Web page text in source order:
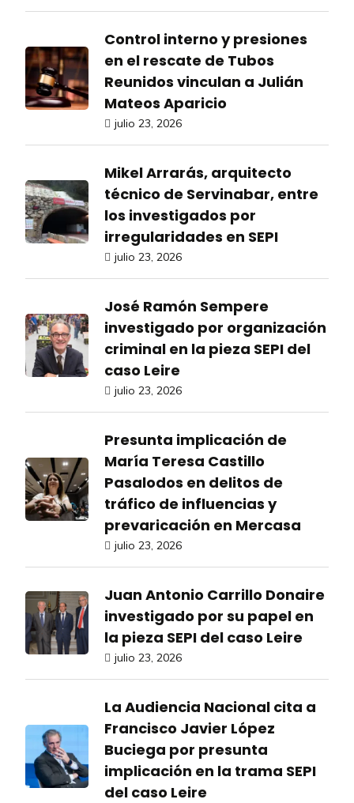
Control interno y presiones
en el rescate de Tubos
Reunidos vinculan a Julián
Mateos Aparicio
julio 23, 2026
Mikel Arrarás, arquitecto
técnico de Servinabar, entre
los investigados por
irregularidades en SEPI
julio 23, 2026
José Ramón Sempere
investigado por organización
criminal en la pieza SEPI del
caso Leire
julio 23, 2026
Presunta implicación de
María Teresa Castillo
Pasalodos en delitos de
tráfico de influencias y
prevaricación en Mercasa
julio 23, 2026
Juan Antonio Carrillo Donaire
investigado por su papel en
la pieza SEPI del caso Leire
julio 23, 2026
La Audiencia Nacional cita a
Francisco Javier López
Buciega por presunta
implicación en la trama SEPI
del caso Leire